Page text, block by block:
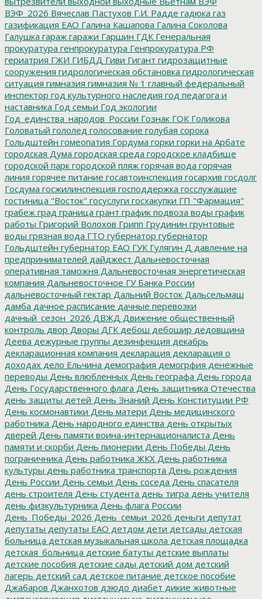
ВЭФ_2026 Вячеслав Пастухов Г.И. Радде гадюка газ
газификация ЕАО Галина Кашапова Галина Соколова
Галушка гараж гаражи Гаршин ГДК Генеральная
прокуратура генпрокуратура Генпрокуратура РФ
гериатрия ГЖИ ГИБДД Гиви Гигант гидрозащитные
сооружения гидрологическая обстановка гидрологическая
ситуация гимназия гимназия № 1 главный федеральный
инспектор год культурного наследия год педагога и
наставника Год семьи Год экологии
Год_единства_народов_России Гознак ГОК Голикова
Головатый гололед голосование голубая сорока
Гольдштейн гомеопатия Гордума горки горки на Арбате
городская Дума городская среда городское кладбище
городской парк городской пляж горячая вода горячая
линия горячее питание госавтоинспекция госархив госдолг
Госдума госжилинспекция господдержка госслужащие
гостиница "Восток" госуслуги госхакупки ГП "Фармация"
грабеж град граница грант график подвоза воды график
работы Григорий Волохов Грипп Грудинин грунтовые
воды грязная вода ГТО губернатор губернатор
Гольдштейн губернатор ЕАО ГУК Гулягин Д давление на
предпринимателей дайджест Дальневосточная
оперативная таможня Дальневосточная энергетическая
компания Дальневосточное ГУ Банка России
дальневосточный гектар Дальний Восток Дальсельмаш
дамба дачное расписание дачные перевозки
дачный_сезон_2026 ДВЖД Движение общественный
контроль двор Дворы ДГК дебош дебошир дедовщина
Деева дежурные группы дезинфекция декабрь
декларационная компания декларация декларация о
доходах дело Ельчина демография демогрфия денежные
переводы День влюбленных День географа День города
День Государственного флага День защитника Отечества
день защиты детей День Знаний День Конституции РФ
День космонавтики День матери День медицинского
работника День народного единства день открытых
дверей День памяти воина-интернационалиста День
памяти и скорби День пионерии День Победы День
пограничника День работника ЖКХ День работника
культуры день работника транспорта День рождения
День России День семьи День соседа День спасателя
день строителя День студента день тигра день учителя
день физкультурника День флага России
День_Победы_2026 День_семьи_2026 деньги депутат
депутаты депутаты ЕАО детдом дети детсады детская
больница детская музыкальная школа детская площадка
детская_больница детские батуты детские выплаты
детские пособия детские сады детский дом детский
лагерь детский сад детское питание детское пособие
Джабаров Джанхотов дзюдо диабет дикие животные